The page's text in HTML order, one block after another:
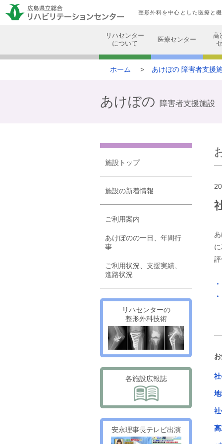
整形外科を中心とした医療と
リハセンター
について
医療センター
高
ホーム あけぼの 障害者支援
あけぼの 障害者支援施設
施設トップ
施設の新着情報
ご利用案内
あけぼのの一日、年間行
事
ご利用状況、支援実績、
進路状況
リハセンターの
整形外科技術
各施設広報誌
安永理事長テレビ出演